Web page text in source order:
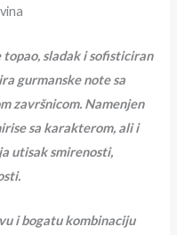
topao, sladak i sofisticiran
gurmanske note sa
završnicom. Namenjen
sa karakterom, ali i
utisak smirenosti,
i bogatu kombinaciju